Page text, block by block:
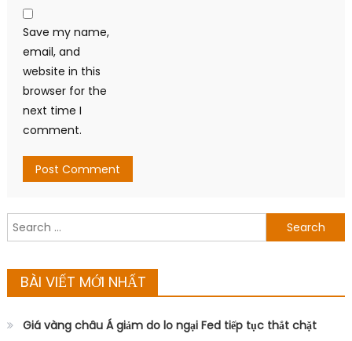
Save my name,
email, and
website in this
browser for the
next time I
comment.
Search
for:
BÀI VIẾT MỚI NHẤT
Giá vàng châu Á giảm do lo ngại Fed tiếp tục thắt chặt